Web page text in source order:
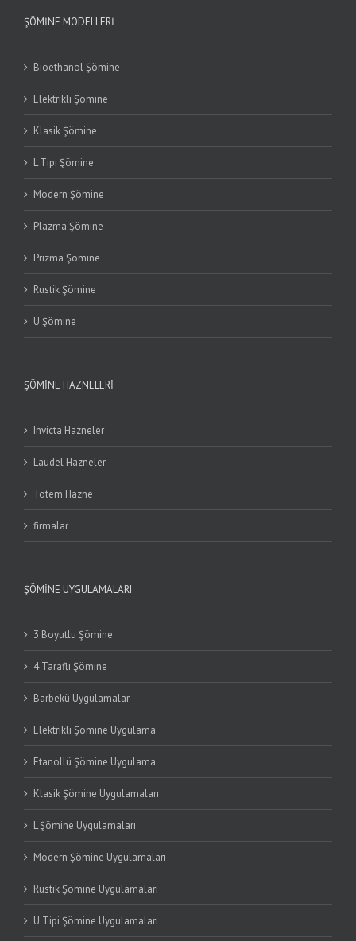
ŞÖMINE MODELLERI
Bioethanol Şömine
Elektrikli Şömine
Klasik Şömine
L Tipi Şömine
Modern Şömine
Plazma Şömine
Prizma Şömine
Rustik Şömine
U Şömine
ŞÖMINE HAZNELERI
Invicta Hazneler
Laudel Hazneler
Totem Hazne
firmalar
ŞÖMINE UYGULAMALARI
3 Boyutlu Şömine
4 Taraflı Şömine
Barbekü Uygulamalar
Elektrikli Şömine Uygulama
Etanollü Şömine Uygulama
Klasik Şömine Uygulamaları
L Şömine Uygulamaları
Modern Şömine Uygulamaları
Rustik Şömine Uygulamaları
U Tipi Şömine Uygulamaları